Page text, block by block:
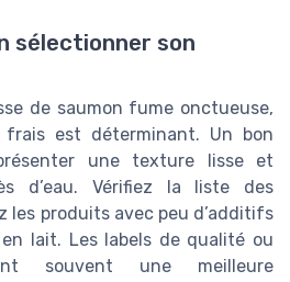
sélectionner son
de saumon fume onctueuse,
est déterminant. Un bon
une texture lisse et
d’eau. Vérifiez la liste des
les produits avec peu d’additifs
lait. Les labels de qualité ou
souvent une meilleure